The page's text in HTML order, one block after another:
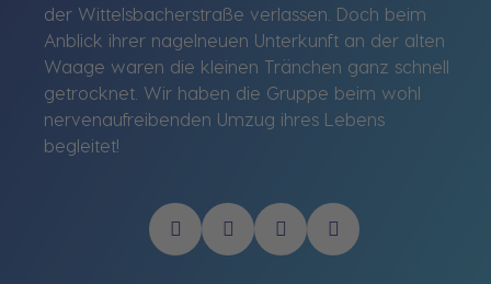
der Wittelsbacherstraße verlassen. Doch beim
Anblick ihrer nagelneuen Unterkunft an der alten
Waage waren die kleinen Tränchen ganz schnell
getrocknet. Wir haben die Gruppe beim wohl
nervenaufreibenden Umzug ihres Lebens
begleitet!